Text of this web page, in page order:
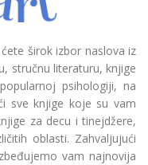
širok izbor naslova iz
stručnu literaturu, knjige
psihologiji, na
sve knjige koje su vam
za decu i tinejdžere,
oblasti. Zahvaljujući
vam najnovija